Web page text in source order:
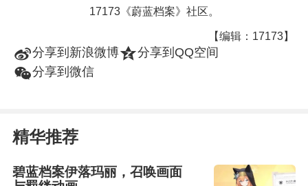
17173《蔚蓝档案》社区。
【编辑：17173】
t分享到新浪微博z分享到QQ空间
w分享到微信
精华推荐
碧蓝档案伊落玛丽，召唤画面